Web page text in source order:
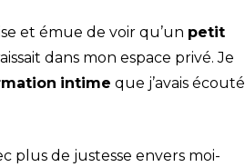
et émue de voir qu’un petit
dans mon espace privé. Je
intime que j’avais écouté
plus de justesse envers moi-